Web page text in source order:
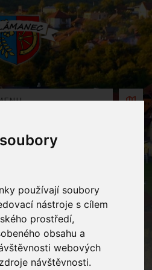
používají soubory
nástroje s cílem
prostředí,
obsahu a
webových
návštěvnosti.
Zlámanec pro
2027